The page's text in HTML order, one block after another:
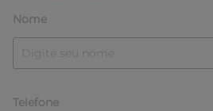
Nome
Telefone